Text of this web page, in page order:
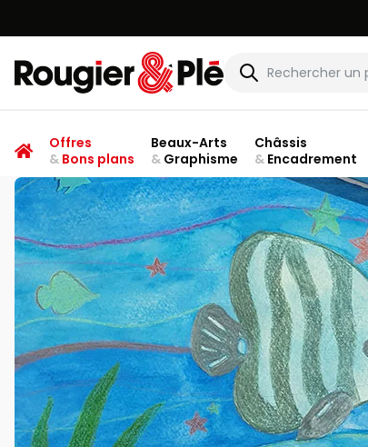
Rougier & Plé
Offres
&Bons plans
Beaux-Arts
&Graphisme
Châssis
&Encadrement